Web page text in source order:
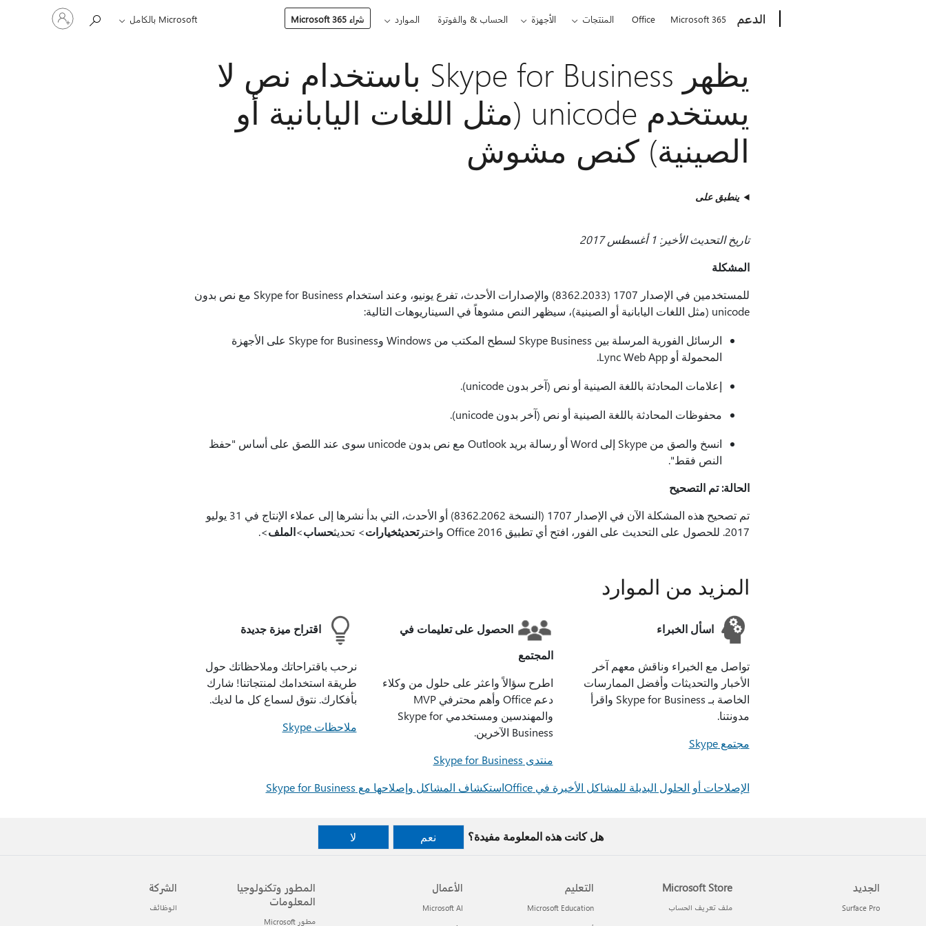
الدعم Microsoft 365
Office المنتجات الأجهزة الحساب & والفوترة الموارد شراء Microsoft 365 Microsoft بالكامل
تسجيل
الدخول
إلى
يظهر Skype for Business باستخدام نص لا
يستخدم unicode (مثل اللغات اليابانية أو
الصينية) كنص مشوش
ينطبق على
تاريخ التحديث الأخير: 1 أغسطس 2017
المشكلة
للمستخدمين في الإصدار 1707 (8362.2033) والإصدارات الأحدث، تفرع يونيو، وعند استخدام Skype for Business مع نص بدون
unicode (مثل اللغات اليابانية أو الصينية)، سيظهر النص مشوهاً في السيناريوهات التالية:
الرسائل الفورية المرسلة بين Skype Business لسطح المكتب من Windows وSkype for Business على الأجهزة
المحمولة أو Lync Web App.
إعلامات المحادثة باللغة الصينية أو نص (آخر بدون unicode).
محفوظات المحادثة باللغة الصينية أو نص (آخر بدون unicode).
انسخ والصق من Skype إلى Word أو رسالة بريد Outlook مع نص بدون unicode سوى عند اللصق على أساس "حفظ
النص فقط".
الحالة: تم التصحيح
تم تصحيح هذه المشكلة الآن في الإصدار 1707 (النسخة 8362.2062) أو الأحدث، التي بدأ نشرها إلى عملاء الإنتاج في 31 يوليو
2017. للحصول على التحديث على الفور، افتح أي تطبيق Office 2016 واختر
تحديثخيارات> تحديثحساب>الملف>.
المزيد من الموارد
اسأل الخبراء
تواصل مع الخبراء وناقش معهم آخر
الأخبار والتحديثات وأفضل الممارسات
الخاصة بـ Skype for Business واقرأ
مدونتنا.
مجتمع Skype
الحصول على تعليمات في
المجتمع
اطرح سؤالاً واعثر على حلول من وكلاء
دعم Office وأهم محترفي MVP
والمهندسين ومستخدمي Skype for
Business الآخرين.
منتدى Skype for Business
اقتراح ميزة جديدة
نرحب باقتراحاتك وملاحظاتك حول
طريقة استخدامك لمنتجاتنا! شارك
بأفكارك. نتوق لسماع كل ما لديك.
ملاحظات Skype
الإصلاحات أو الحلول البديلة للمشاكل الأخيرة في Office‏ استكشاف المشاكل وإصلاحها مع Skype for Business‏
هل كانت هذه المعلومة مفيدة؟ نعم لا
الجديد
Surface Pro
Microsoft Store
ملف تعريف الحساب
التعليم
Microsoft Education
الأعمال
Microsoft AI
المطور وتكنولوجيا
المعلومات
مطور Microsoft
الشركة
الوظائف